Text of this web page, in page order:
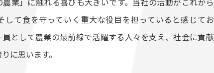
して食を守っていく重大な役目を担っていると感じてお
員として農業の最前線で活躍する人々を支え、社会に貢献
に思います。